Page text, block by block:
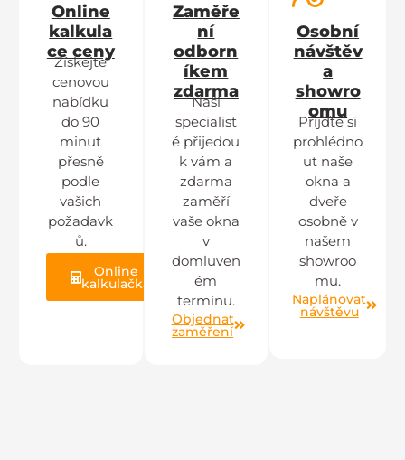
Online
kalkula
ce ceny
Získejte
cenovou
nabídku
do 90
minut
přesně
podle
vašich
požadavk
ů.
Online
kalkulačka
Zaměře
ní
odborn
íkem
zdarma
Naši
specialist
é přijedou
k vám a
zdarma
zaměří
vaše okna
v
domluven
ém
termínu.
Objednat
zaměření
Osobní
návštěv
a
showro
omu
Přijďte si
prohlédno
ut naše
okna a
dveře
osobně v
našem
showroo
mu.
Naplánovat
návštěvu